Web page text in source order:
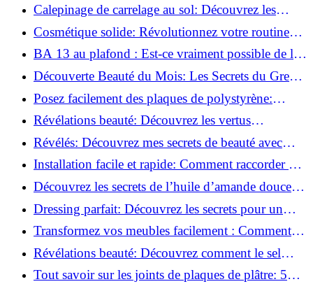
Calepinage de carrelage au sol: Découvrez les
astuces incontournables!
Cosmétique solide: Révolutionnez votre routine
beauté pour zéro déchet!
BA 13 au plafond : Est-ce vraiment possible de les
coller ?
Découverte Beauté du Mois: Les Secrets du Green
Glamour !
Posez facilement des plaques de polystyrène:
Transformez votre plafond sans effort !
Révélations beauté: Découvrez les vertus
insoupçonnées de l'huile de coco!
Révélés: Découvrez mes secrets de beauté avec
l'huile de ricin!
Installation facile et rapide: Comment raccorder un
luminaire au plafond!
Découvrez les secrets de l’huile d’amande douce :
Pourquoi vous devez l'adopter!
Dressing parfait: Découvrez les secrets pour un
rangement optimal!
Transformez vos meubles facilement : Comment
installer des roulettes en un clin d'œil !
Révélations beauté: Découvrez comment le sel
transforme votre routine!
Tout savoir sur les joints de plaques de plâtre: 5